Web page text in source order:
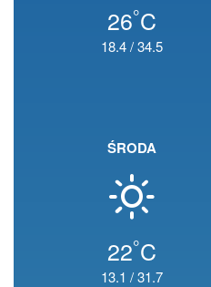
26°C
18.4/34.5
ŚRODA
22°C
13.1 /31.7